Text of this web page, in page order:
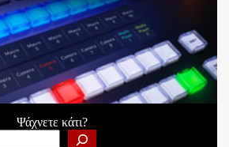
Ψάχνετε κάτι?